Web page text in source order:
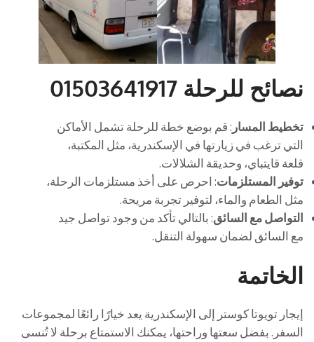
نصائح للرحلة 01503641917
تخطيط المسار : قم بوضع خطة للرحلة تشمل الأماكن
التي ترغب في زيارتها في الإسكندرية، مثل المكتبة،
قلعة قايتباي، وحديقة الشلالات.
توفير المستلزمات: احرص على أخذ مستلزمات الرحلة،
مثل الطعام والماء، لتوفير تجربة مريحة.
التواصل مع السائق: بالتالي تأكد من وجود تواصل جيد
مع السائق لضمان سهولة التنقل.
الخاتمة
إيجار تويوتا كوستر إلى الإسكندرية يعد خيارًا رائعًا لمجموعات
السفر. بفضل سعتها وراحتها، يمكنك الاستمتاع برحلة لا تُنسى